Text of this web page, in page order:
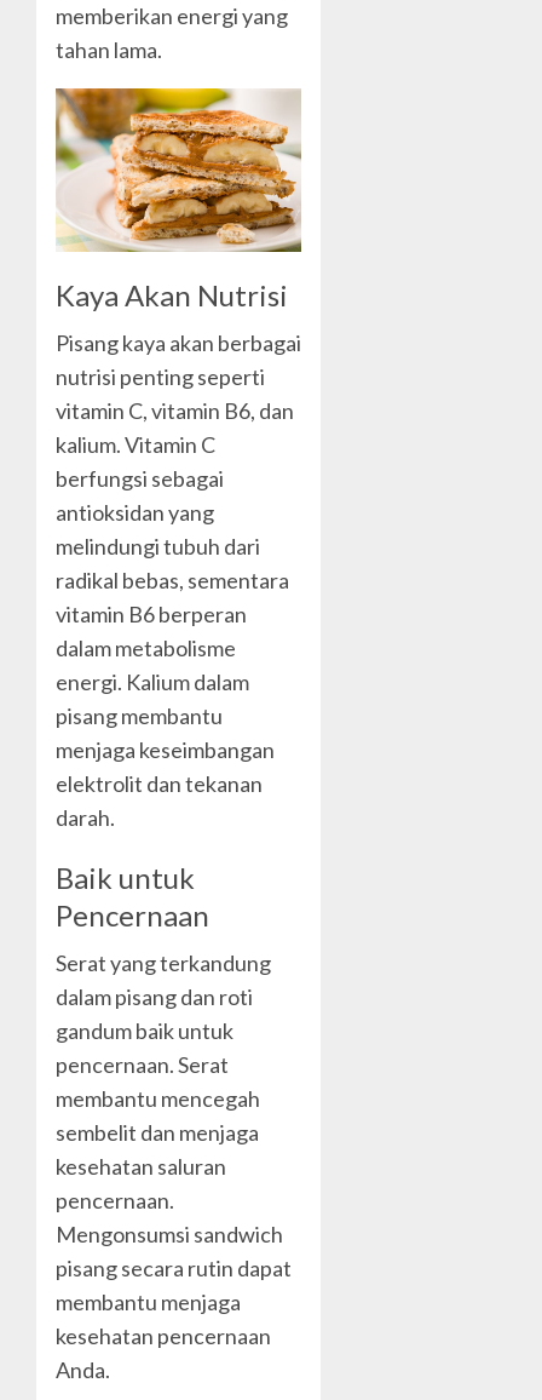
memberikan energi yang
tahan lama.
Kaya Akan Nutrisi
Pisang kaya akan berbagai
nutrisi penting seperti
vitamin C, vitamin B6, dan
kalium. Vitamin C
berfungsi sebagai
antioksidan yang
melindungi tubuh dari
radikal bebas, sementara
vitamin B6 berperan
dalam metabolisme
energi. Kalium dalam
pisang membantu
menjaga keseimbangan
elektrolit dan tekanan
darah.
Baik untuk
Pencernaan
Serat yang terkandung
dalam pisang dan roti
gandum baik untuk
pencernaan. Serat
membantu mencegah
sembelit dan menjaga
kesehatan saluran
pencernaan.
Mengonsumsi sandwich
pisang secara rutin dapat
membantu menjaga
kesehatan pencernaan
Anda.